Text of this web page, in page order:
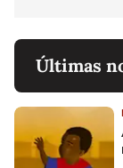
Últimas